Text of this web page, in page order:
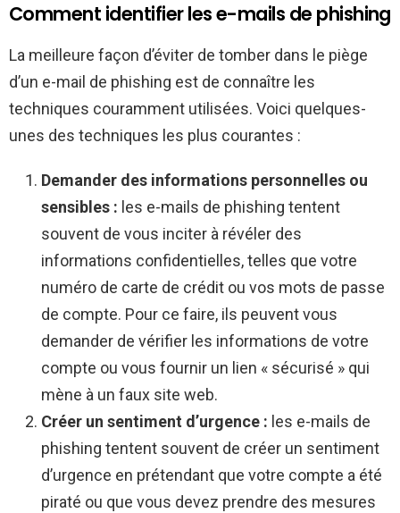
Comment identifier les e-mails de phishing
La meilleure façon d’éviter de tomber dans le piège
d’un e-mail de phishing est de connaître les
techniques couramment utilisées. Voici quelques-
unes des techniques les plus courantes :
Demander des informations personnelles ou
sensibles : les e-mails de phishing tentent
souvent de vous inciter à révéler des
informations confidentielles, telles que votre
numéro de carte de crédit ou vos mots de passe
de compte. Pour ce faire, ils peuvent vous
demander de vérifier les informations de votre
compte ou vous fournir un lien « sécurisé » qui
mène à un faux site web.
Créer un sentiment d’urgence : les e-mails de
phishing tentent souvent de créer un sentiment
d’urgence en prétendant que votre compte a été
piraté ou que vous devez prendre des mesures